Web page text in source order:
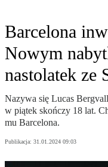
Barcelona
Nowym
nastolatek ze
Nazywa się Lucas
w piątek skończy 18 lat.
mu Barcelona.
Publikacja: 31.01.2024 09:03